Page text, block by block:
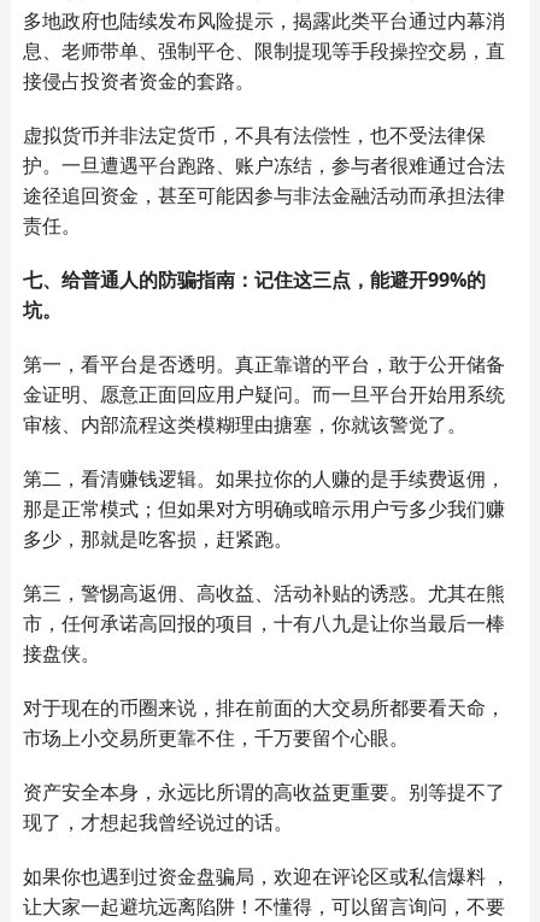
多地政府也陆续发布风险提示，揭露此类平台通过内幕消
息、老师带单、强制平仓、限制提现等手段操控交易，直
接侵占投资者资金的套路。
虚拟货币并非法定货币，不具有法偿性，也不受法律保
护。一旦遭遇平台跑路、账户冻结，参与者很难通过合法
途径追回资金，甚至可能因参与非法金融活动而承担法律
责任。
七、给普通人的防骗指南：记住这三点，能避开99%的
坑。
第一，看平台是否透明。真正靠谱的平台，敢于公开储备
金证明、愿意正面回应用户疑问。而一旦平台开始用系统
审核、 内部流程这类模糊理由搪塞，你就该警觉了。
第二，看清赚钱逻辑。如果拉你的人赚的是手续费返佣，
那是正常模式；但如果对方明确或暗示用户亏多少我们赚
多少，那就是吃客损，赶紧跑。
第三，警惕高返佣、 高收益、 活动补贴的诱惑。尤其在熊
市，任何承诺高回报的项目，十有八九是让你当最后一棒
接盘侠。
对于现在的币圈来说， 排在前面的大交易所都要看天命，
市场上小交易所更靠不住，千万要留个心眼。
资产安全本身，永远比所谓的高收益更重要。别等提不了
现了，才想起我曾经说过的话。
如果你也遇到过资金盘骗局，欢迎在评论区或私信爆料 ，
让大家一起避坑远离陷阱！ 不懂得，可以留言询问，不要